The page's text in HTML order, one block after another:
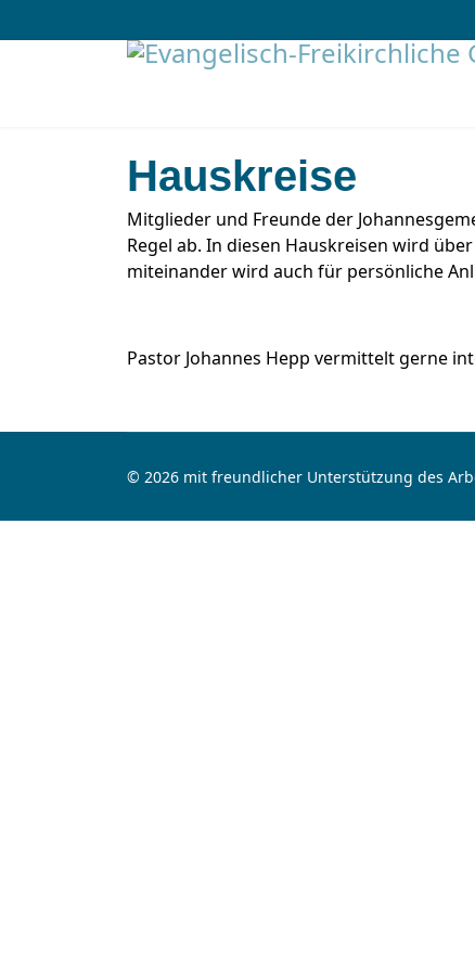
Hauskreise
Mitglieder und Freunde der
Regel ab. In diesen Hauskreisen wird
miteinander wird auch für persönliche
Pastor Johannes Hepp vermittelt gerne
© 2026 mit freundlicher Unterstützung des